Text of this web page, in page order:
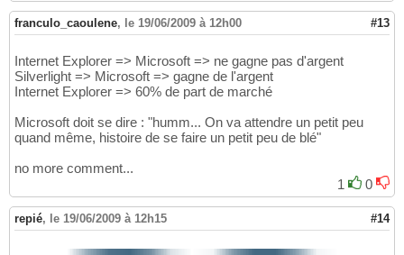
franculo_caoulene, le 19/06/2009 à 12h00 #13
Internet Explorer => Microsoft => ne gagne pas d'argent
Silverlight => Microsoft => gagne de l'argent
Internet Explorer => 60% de part de marché
Microsoft doit se dire : "humm... On va attendre un petit peu
quand même, histoire de se faire un petit peu de blé"
no more comment...
1
0
repié, le 19/06/2009 à 12h15 #14